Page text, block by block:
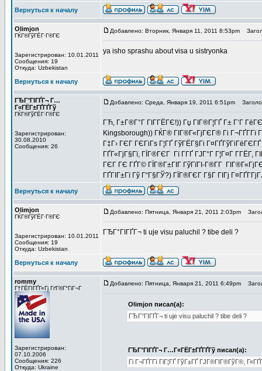
Вернуться к началу
Olimjon
ГЌГ®ГўГЁГ·Г®ГЄ
Зарегистрирован: 10.01.2011
Сообщения: 19
Откуда: Uzbekistan
Добавлено: Вторник, Января 11, 2011 8:53pm
ya isho sprashu about visa u sistryonka
Вернуться к началу
ГЂГ°ГІГҐГ¬ Г…
Г«ГЁГ±ГҐГҐГў
ГЌГ®ГўГЁГ·Г®ГЄ
Зарегистрирован:
30.08.2010
Сообщения: 26
Добавлено: Среда, Января 19, 2011 6:51pm
ГЋ, Г±Г®Г°Г ГІГ­ГЁГЄ!)) Гџ ГІГ®Г¦ГҐ Г± Г’Г
Kingsborough)) ГЌГ® ГІГ®Г«ГјГЄГ® Гі Г¬ГҐГ­Гї
Г‡Г› ГЄГ ГЄГіГѕ Г¦ГҐ ГўГЁГ§Гі
ГҐГ«ГјГ§Гї, ГЇГ®ГЄГ Гї Г­ГҐ ГЈГ°Г Г¦Г¤Г Г­ГЁГ­,
ГЄГ ГЄ ГҐГ© ГЇГ®Г±ГІГ ГўГїГІ-Г®Г­Г
ГҐГІГ±Гї Гў Г“Г§ГЎ?) ГЇГ®ГЄГ Г§Г ГІГј
Вернуться к началу
Olimjon
ГЌГ®ГўГЁГ·Г®ГЄ
Зарегистрирован: 10.01.2011
Сообщения: 19
Откуда: Uzbekistan
Добавлено: Пятница, Января 21, 2011 2:03pm
ГЂГ°ГІГҐГ¬ ti uje visu paluchil ? tibe deli ?
Вернуться к началу
rommy
Г†ГЁГІГҐГ«Гј ГґГ®Г°ГіГ¬Г
Зарегистрирован:
07.10.2006
Сообщения: 226
Откуда: Ukraine
Добавлено: Пятница, Января 21, 2011 6:49pm
Olimjon писал(а):
ГЂГ°ГІГҐГ¬ ti uje visu paluchil ? tibe deli ?
ГЂГ°ГІГҐГ¬ Г…Г«ГЁГ±ГҐГҐГў писал(а):
Гі Г¬ГҐГ­Гї ГіГ¦ГҐ ГўГ±ГҐ ГЈГ®ГІГ®ГўГ®,